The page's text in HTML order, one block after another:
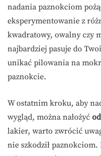
nadania paznokciom
eksperymentowanie z
kwadratowy, owalny czy
najbardziej pasuje do
unikać pilowania na
paznokcie.
W ostatnim kroku, aby
wygląd, można nałożyć
lakier, warto zwrócić
nie szkodził